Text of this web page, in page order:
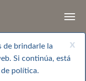
x
de brindarle la
Si continúa, está
política.